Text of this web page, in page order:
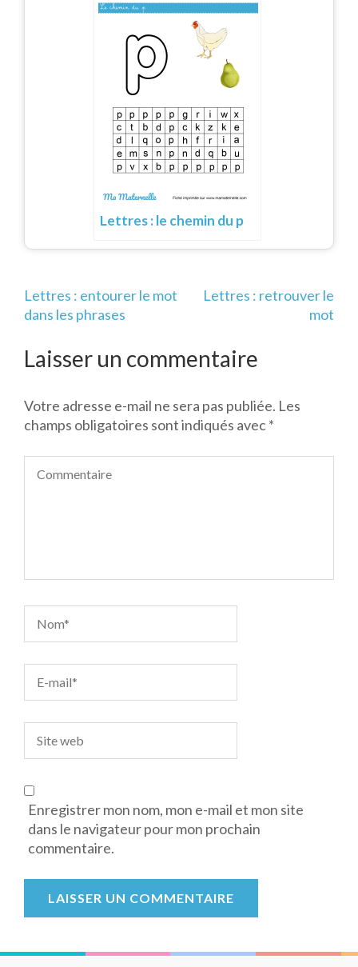
Lettres : le chemin du p
Navigation
de
Lettres : entourer le mot
dans les phrases
Lettres : retrouver le
mot
Laisser un commentaire
Votre adresse e-mail ne sera pas publiée. Les
champs obligatoires sont indiqués avec*
Enregistrer mon nom, mon e-mail et mon site
dans le navigateur pour mon prochain
commentaire.